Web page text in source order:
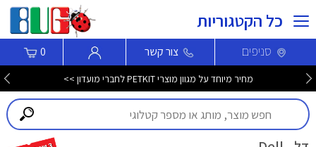
כל הקטגוריות
סניפים צור קשר 0
מחיר מיוחד על מגוון מוצרי PETKIT לחברי מועדון >>